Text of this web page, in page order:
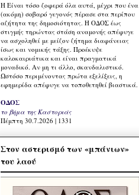
Η Eίναι τόσο ζοφερά όλα αυτά, μέχρι που ένα
(ακόμη) σοβαρό γεγονός πέρασε στα περίπου
αζήτητα της δημοσιότητας. Η ΟΔΟΣ έως
στιγμής τηρώντας στάση αναμονής απέφυγε
να ασχοληθεί με μείζον ζήτημα διαφάνειας
ίσως και νομικής τάξης. Προέκυψε
καλοκαιριάτικα και είναι πραγματικά
μοναδικό. Αν μη τι άλλο, σκανδαλιστικό.
Ωστόσο περιμένοντας πρώτα εξελίξεις, η
εφημερίδα απέφυγε να τοποθετηθεί βιαστικά.
ΟΔΟΣ
το βήμα της Καστοριάς
Πέμπτη 30.7.2026 | 1331
Στον αστερισμό των «μπάνιων»
του λαού